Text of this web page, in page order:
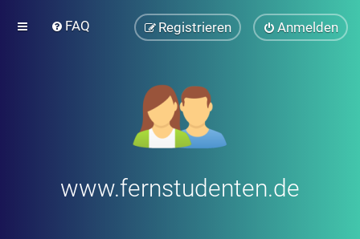
FAQ Anmelden
Registrieren
www.fernstudenten.de